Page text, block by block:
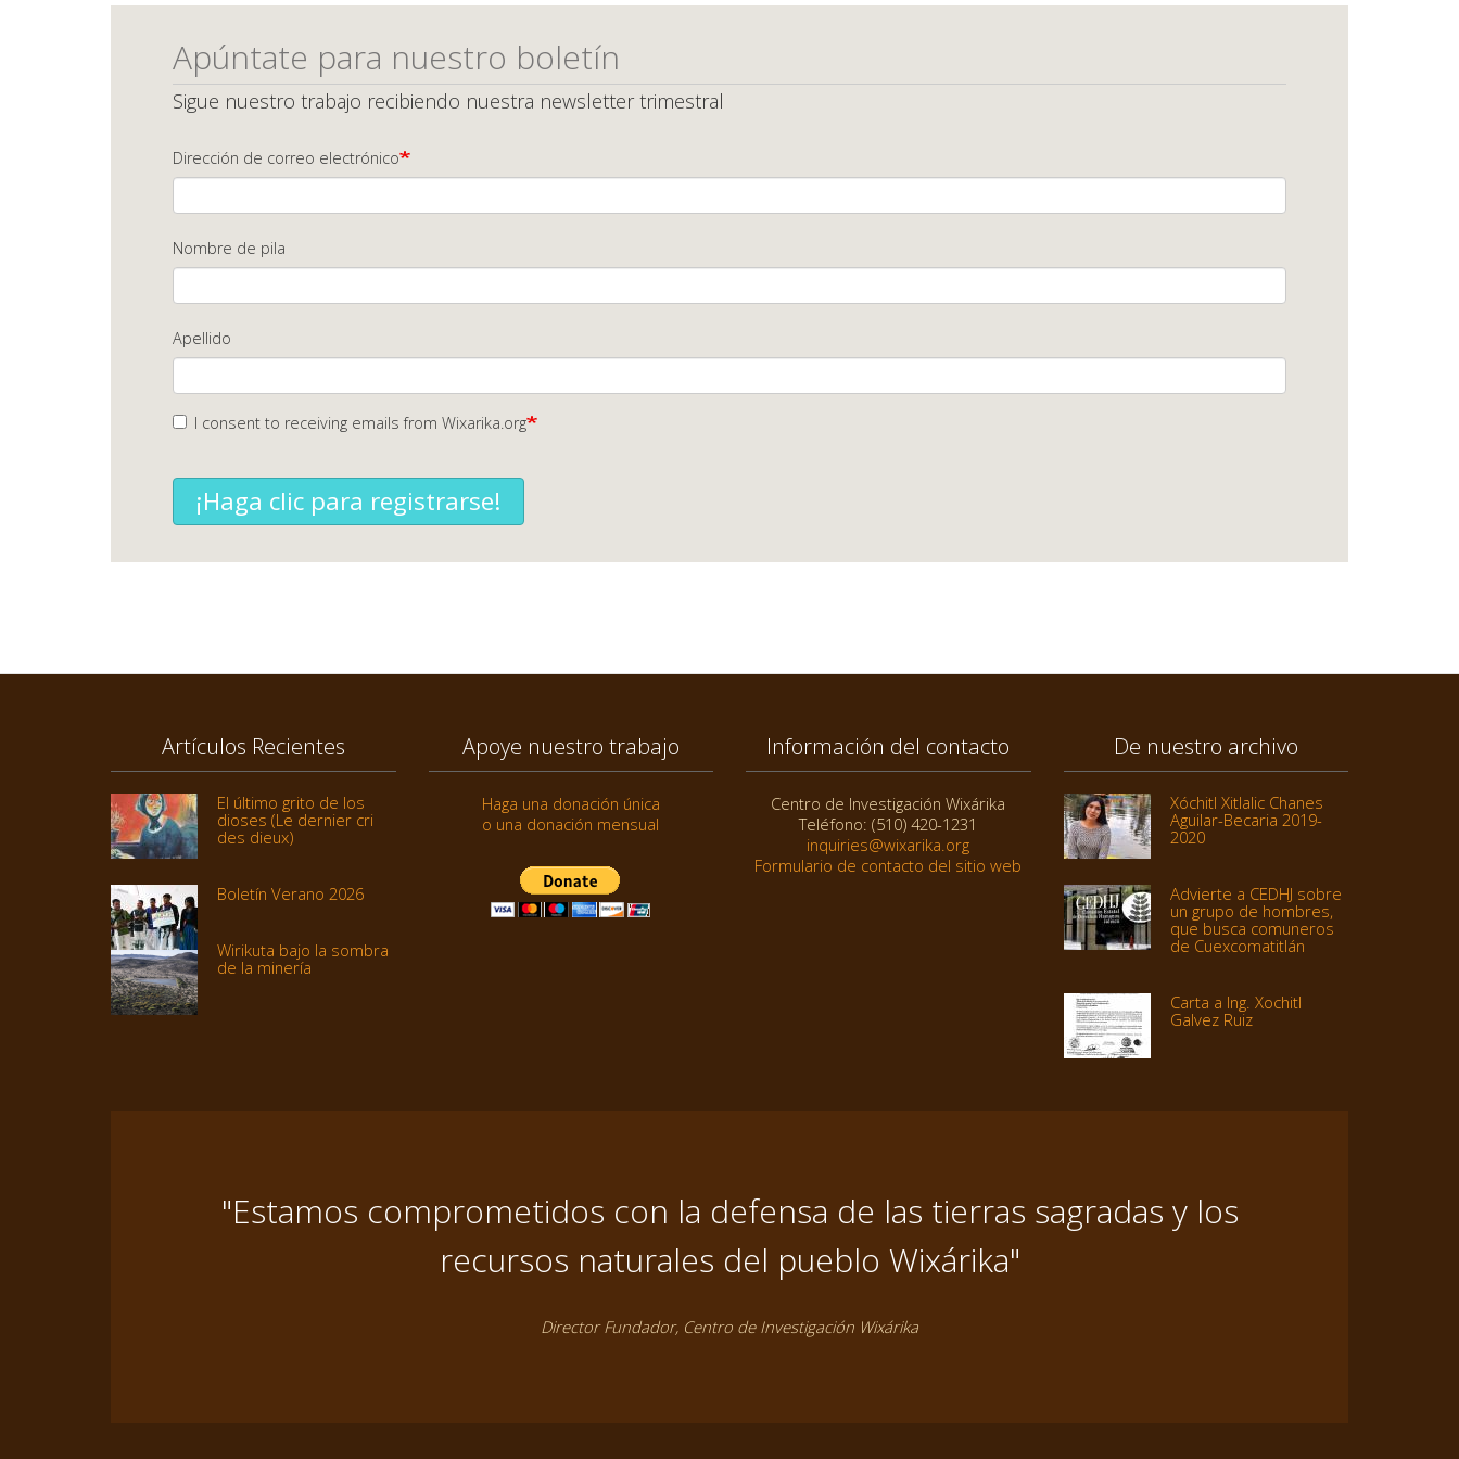
Apúntate para nuestro boletín
Sigue nuestro trabajo recibiendo nuestra newsletter trimestral
Dirección de correo electrónico
Nombre de pila
Apellido
I consent to receiving emails from Wixarika.org
¡Haga clic para registrarse!
Artículos Recientes
El último grito de los
dioses (Le dernier cri
des dieux)
Boletín Verano 2026
Wirikuta bajo la sombra
de la minería
Apoye nuestro trabajo
Haga una donación única
o una donación mensual
Información del contacto
Centro de Investigación Wixárika
Teléfono: (510) 420-1231
inquiries@wixarika.org
Formulario de contacto del sitio web
De nuestro archivo
Xóchitl Xitlalic Chanes
Aguilar-Becaria 2019-
2020
Advierte a CEDHJ sobre
un grupo de hombres,
que busca comuneros
de Cuexcomatitlán
Carta a Ing. Xochitl
Galvez Ruiz
"Estamos comprometidos con la defensa de las tierras sagradas y los
recursos naturales del pueblo Wixárika"
Director Fundador, Centro de Investigación Wixárika